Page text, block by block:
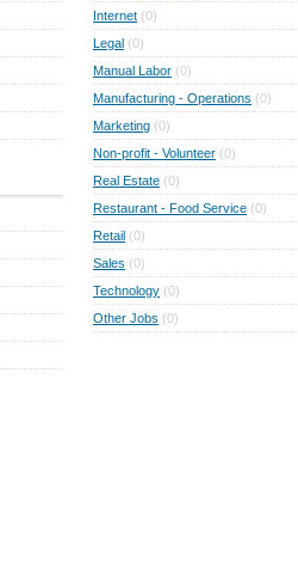
Internet (0)
Legal (0)
Manual Labor (0)
Manufacturing - Operations (0)
Marketing (0)
Non-profit - Volunteer (0)
Real Estate (0)
Restaurant - Food Service (0)
Retail (0)
Sales (0)
Technology (0)
Other Jobs (0)